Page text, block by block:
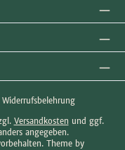
Widerrufsbelehrung
Versandkosten und ggf.
angegeben.
Theme by